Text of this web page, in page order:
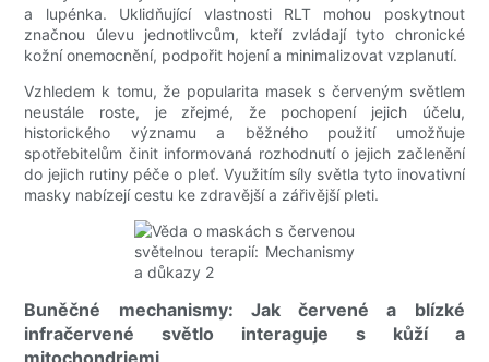
a lupénka. Uklidňující vlastnosti RLT mohou poskytnout
značnou úlevu jednotlivcům, kteří zvládají tyto chronické
kožní onemocnění, podpořit hojení a minimalizovat vzplanutí.
Vzhledem k tomu, že popularita masek s červeným světlem
neustále roste, je zřejmé, že pochopení jejich účelu,
historického významu a běžného použití umožňuje
spotřebitelům činit informovaná rozhodnutí o jejich začlenění
do jejich rutiny péče o pleť. Využitím síly světla tyto inovativní
masky nabízejí cestu ke zdravější a zářivější pleti.
Buněčné mechanismy: Jak červené a blízké
infračervené světlo interaguje s kůží a
mitochondriemi